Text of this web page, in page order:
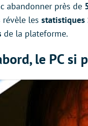
abandonner près de
les statistiques
de la plateforme.
le PC si